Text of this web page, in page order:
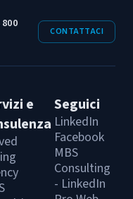
CONTATTACI
e
Seguici
LinkedIn
Facebook
MBS
Consulting
- LinkedIn